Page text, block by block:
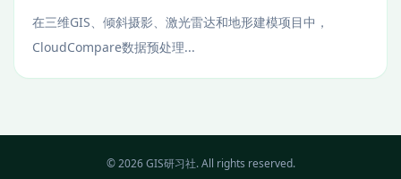
在三维GIS、倾斜摄影、激光雷达和地形建模项目中，
CloudCompare数据预处理...
© 2026 GIS研习社. All rights reserved.